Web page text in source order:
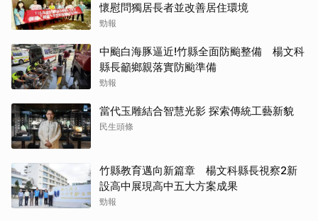
懷慰問獨居長者並改善居住環境
勁報
中颱白海豚逼近!竹縣全面防颱整備 楊文科
縣長籲鄉親落實防颱準備
勁報
當代玉雕結合智慧光影 探索傳統工藝新貌
民生頭條
竹縣教育邁向新篇章 楊文科縣長視察2新
設高中展現高中五大方案成果
勁報